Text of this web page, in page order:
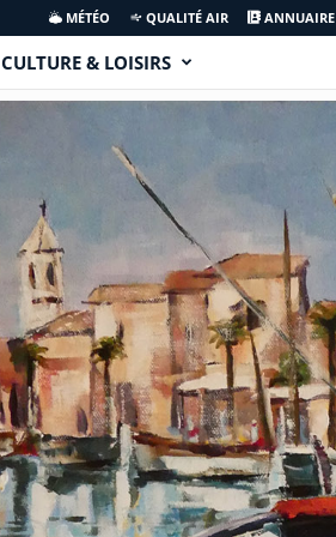
MÉTÉO QUALITÉ AIR ANNUAIRE
CULTURE & LOISIRS